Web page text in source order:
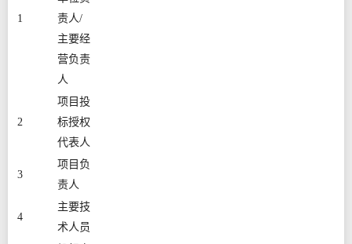
1
责人/
主要经
营负责
人
2
项目投
标授权
代表人
3
项目负
责人
4
主要技
术人员